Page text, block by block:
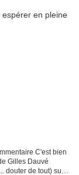
C'est bien
Gilles Dauvé
douter de tout) sur